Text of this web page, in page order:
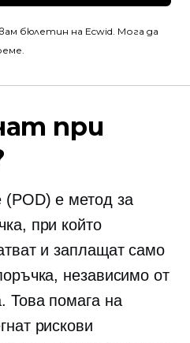
бюлетин на Ecwid. Мога да
при
(POD) е метод за
при който
и заплащат само
независимо от
Това помага на
рискови